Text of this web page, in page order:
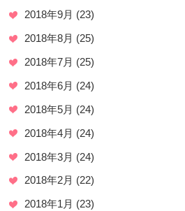
2018年9月 (23)
2018年8月 (25)
2018年7月 (25)
2018年6月 (24)
2018年5月 (24)
2018年4月 (24)
2018年3月 (24)
2018年2月 (22)
2018年1月 (23)